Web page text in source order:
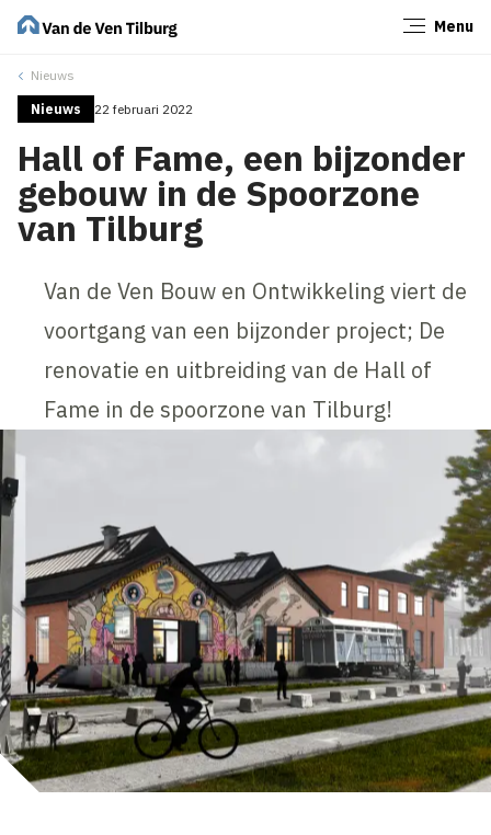
Menu
Nieuws
Nieuws 22 februari 2022
Hall of Fame, een bijzonder
gebouw in de Spoorzone
van Tilburg
Van de Ven Bouw en Ontwikkeling viert de
voortgang van een bijzonder project; De
renovatie en uitbreiding van de Hall of
Fame in de spoorzone van Tilburg!
Sluiten